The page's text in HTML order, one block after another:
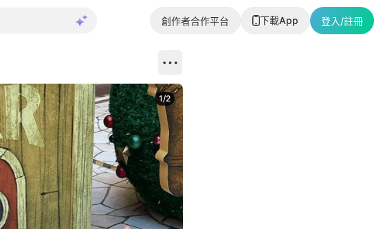
創作者合作平台 下載App 登入/註冊
1/2